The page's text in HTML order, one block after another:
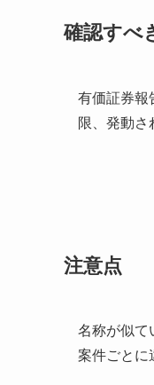
確認すべ
有価証券報
限、発動さ
注意点
名称が似て
案件ごとに